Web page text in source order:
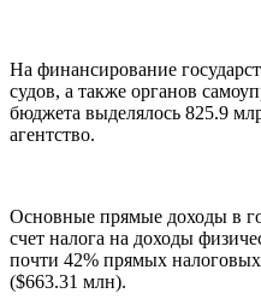
На финансирование
судов, а также органов
бюджета выделялось 825.9
агентство.
Основные прямые доходы в
счет налога на доходы
почти 42% прямых
($663.31 млн).